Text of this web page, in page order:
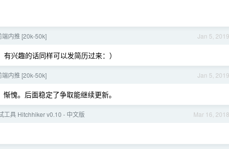
Jan 5, 2019
端内推 [20k-50k]
兴趣的话同样可以发简历过来：）
Jan 5, 2019
端内推 [20k-50k]
愧。后面稳定了争取能继续更新。
Mar 16, 2018
工具 Hitchhiker v0.10 - 中文版